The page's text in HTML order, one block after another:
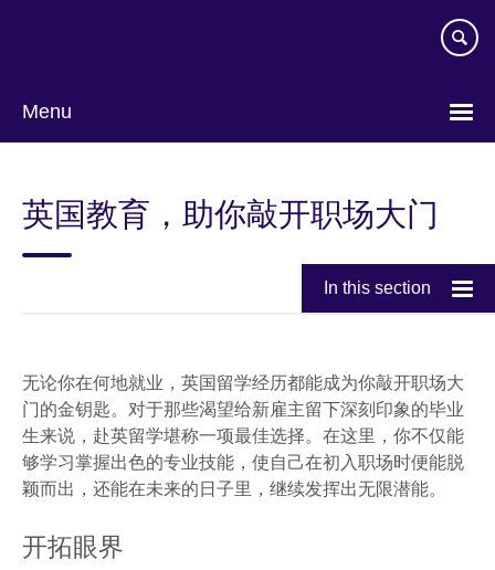
Menu
language
英国教育，助你敲开职场大门
In this section
无论你在何地就业，英国留学经历都能成为你敲开职场大
门的金钥匙。对于那些渴望给新雇主留下深刻印象的毕业
生来说，赴英留学堪称一项最佳选择。在这里，你不仅能
够学习掌握出色的专业技能，使自己在初入职场时便能脱
颖而出，还能在未来的日子里，继续发挥出无限潜能。
开拓眼界